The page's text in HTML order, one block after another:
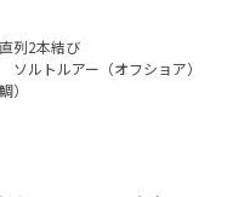
列2本結び
ソルトルアー（オフショア）
）